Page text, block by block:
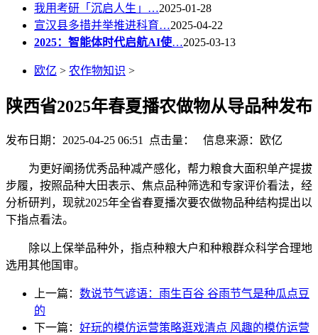
我用考研「沉启人生」…2025-01-28
宣汉县多措并举推进科育…2025-04-22
2025：智能体时代启航AI使…2025-03-13
欧亿 > 农作物知识 >
陕西省2025年春夏播农做物从导品种发布
发布日期：2025-04-25 06:51 点击量： 信息来源：欧亿
为更好阐扬优秀品种减产感化，帮力粮食大面积单产提拔
步履，按照品种大田表示、焦点品种筛选和专家评价看法，经
分析研判，现就2025年全省春夏播次要农做物品种结构提出以
下指点看法。
除以上保举品种外，指点种粮大户和种粮群众科学合理地
选用其他国审。
上一篇： 数说节气谚语：雨生百谷 谷雨节气是种瓜点豆
的
下一篇： 好玩的模仿运营策略逛戏清点 风趣的模仿运营